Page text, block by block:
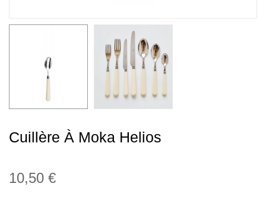
Cuillère À Moka Helios
10,50 €